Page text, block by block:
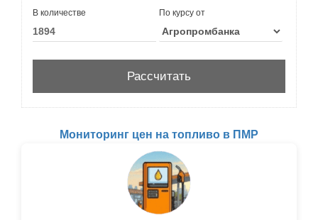
В количестве По курсу от
Мониторинг цен на топливо в ПМР